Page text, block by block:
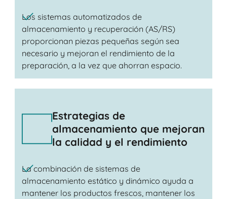
Los sistemas automatizados de
almacenamiento y recuperación (AS/RS)
proporcionan piezas pequeñas según sea
necesario y mejoran el rendimiento de la
preparación, a la vez que ahorran espacio.
Estrategias de
almacenamiento que mejoran
la calidad y el rendimiento
La combinación de sistemas de
almacenamiento estático y dinámico ayuda a
mantener los productos frescos, mantener los